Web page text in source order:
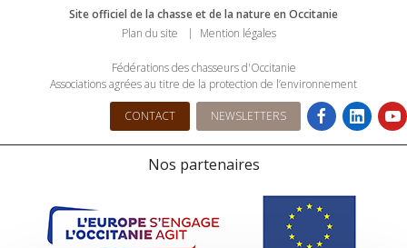
Site officiel de la chasse et de la nature en Occitanie
Plan du site
Mention légales
Fédérations des chasseurs d'Occitanie
Associations agrées au titre de la protection de l’environnement
CONTACT NEWSLETTERS
Nos partenaires